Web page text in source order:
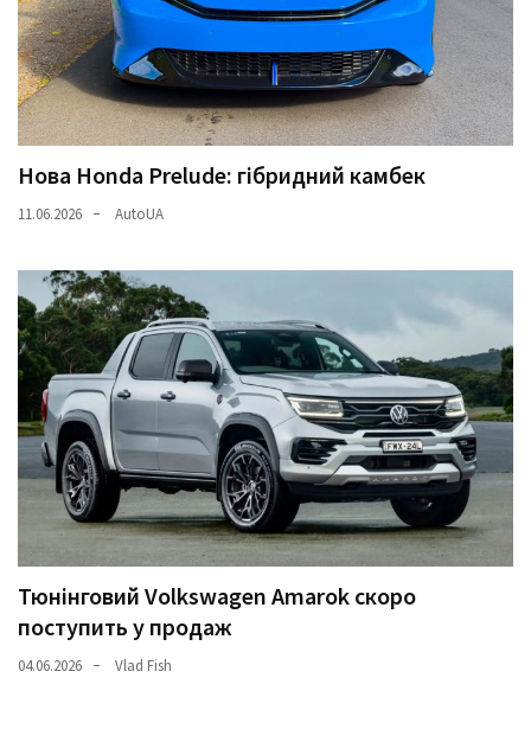
Нова Honda Prelude: гібридний камбек
11.06.2026 AutoUA
Тюнінговий Volkswagen Amarok скоро
поступить у продаж
04.06.2026 Vlad Fish